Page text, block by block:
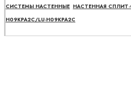
СИСТЕМЫ НАСТЕННЫЕ НАСТЕННАЯ СПЛИТ-
H09KPA2C/LU-H09KPA2C